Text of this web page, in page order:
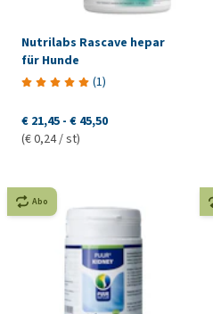
Nutrilabs Rascave hepar
für Hunde
(1)
€ 21,45 - € 45,50
(€ 0,24 / st)
Abo